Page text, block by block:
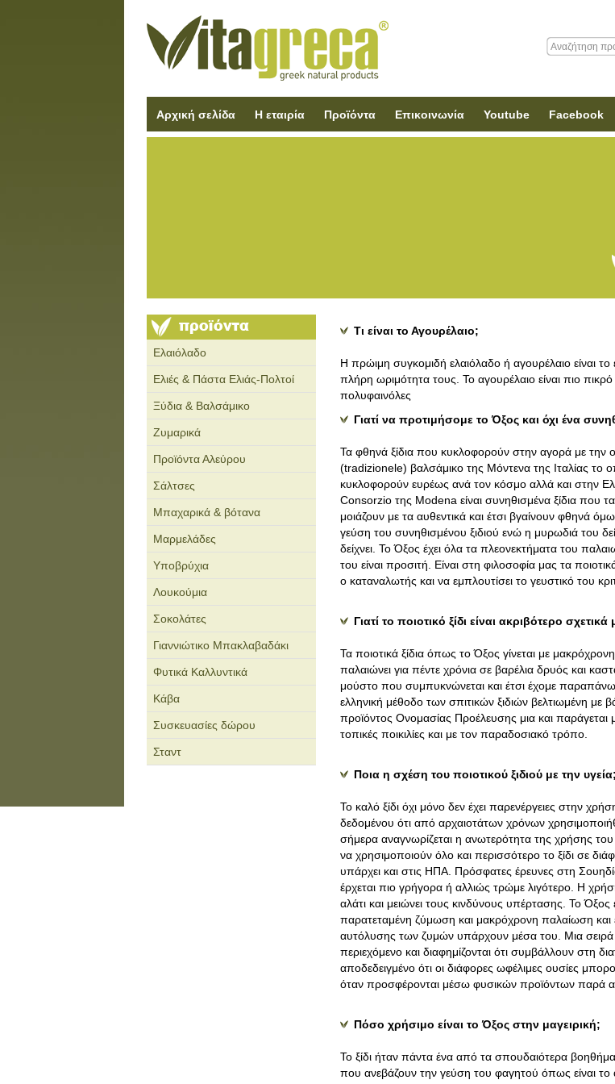
Αρχική σελίδα Η εταιρία Προϊόντα Επικοινωνία Youtube Facebook
Ελαιόλαδο
Ελιές & Πάστα Ελιάς-Πολτοί
Ξύδια & Βαλσάμικο
Ζυμαρικά
Προϊόντα Αλεύρου
Σάλτσες
Μπαχαρικά & βότανα
Μαρμελάδες
Υποβρύχια
Λουκούμια
Σοκολάτες
Γιαννιώτικο Μπακλαβαδάκι
Φυτικά Καλλυντικά
Κάβα
Συσκευασίες δώρου
Σταντ
Τι είναι το Αγουρέλαιο;
Η πρώιμη συγκομιδή ελαιόλαδο ή αγουρέλαιο είναι
πλήρη ωριμότητα τους. Το αγουρέλαιο είναι πιο
πολυφαινόλες
Γιατί να προτιμήσομε το Όξος και όχι ένα
Τα φθηνά ξίδια που κυκλοφορούν στην αγορά με την
(tradizionele) βαλσάμικο της Μόντενα της Ιταλίας το
κυκλοφορούν ευρέως ανά τον κόσμο αλλά και στην
Consorzio της Modena είναι συνηθισμένα ξίδια που
μοιάζουν με τα αυθεντικά και έτσι βγαίνουν φθηνά
γεύση του συνηθισμένου ξιδιού ενώ η μυρωδιά του
δείχνει. Το Όξος έχει όλα τα πλεονεκτήματα του
του είναι προσιτή. Είναι στη φιλοσοφία μας τα
ο καταναλωτής και να εμπλουτίσει το γευστικό του
Γιατί το ποιοτικό ξίδι είναι ακριβότερο
Τα ποιοτικά ξίδια όπως το Όξος γίνεται με
παλαιώνει για πέντε χρόνια σε βαρέλια δρυός και
μούστο που συμπυκνώνεται και έτσι έχομε
ελληνική μέθοδο των σπιτικών ξιδιών βελτιωμένη με
προϊόντος Ονομασίας Προέλευσης μια και
τοπικές ποικιλίες και με τον παραδοσιακό τρόπο.
Ποια η σχέση του ποιοτικού ξιδιού με την υγεία;
Το καλό ξίδι όχι μόνο δεν έχει παρενέργειες στην
δεδομένου ότι από αρχαιοτάτων χρόνων
σήμερα αναγνωρίζεται η ανωτερότητα της χρήσης
να χρησιμοποιούν όλο και περισσότερο το ξίδι σε
υπάρχει και στις ΗΠΑ. Πρόσφατες έρευνες στη
έρχεται πιο γρήγορα ή αλλιώς τρώμε λιγότερο. Η
αλάτι και μειώνει τους κινδύνους υπέρτασης. Το Όξος
παρατεταμένη ζύμωση και μακρόχρονη παλαίωση και
αυτόλυσης των ζυμών υπάρχουν μέσα του. Μια
περιεχόμενο και διαφημίζονται ότι συμβάλλουν στη
αποδεδειγμένο ότι οι διάφορες ωφέλιμες ουσίες
όταν προσφέρονται μέσω φυσικών προϊόντων παρά
Πόσο χρήσιμο είναι το Όξος στην μαγειρική;
Το ξίδι ήταν πάντα ένα από τα σπουδαιότερα
που ανεβάζουν την γεύση του φαγητού όπως είναι